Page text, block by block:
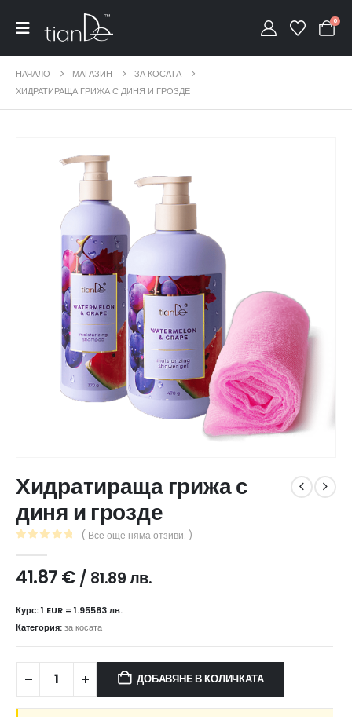
0
НАЧАЛО МАГАЗИН
ЗА КОСАТА
ХИДРАТИРАЩА ГРИЖА С ДИНЯ И ГРОЗДЕ
Хидратираща грижа с
диня и грозде
( Все още няма отзиви. )
41.87€ / 81.89 лв.
Курс: 1 EUR = 1.95583 лв.
Категория:за косата
ДОБАВЯНЕ В КОЛИЧКАТА